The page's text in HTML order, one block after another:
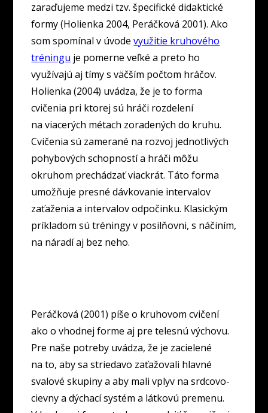
zaraďujeme medzi tzv. špecifické didaktické
formy (Holienka 2004, Peráčková 2001). Ako
som spomínal v úvodevyužitie kruhového
tréningu je pomerne veľké a preto ho
využívajú aj tímy s väčším počtom hráčov.
Holienka (2004) uvádza, že je to forma
cvičenia pri ktorej sú hráči rozdelení
na viacerých métach zoradených do kruhu.
Cvičenia sú zamerané na rozvoj jednotlivých
pohybových schopností a hráči môžu
okruhom prechádzať viackrát. Táto forma
umožňuje presné dávkovanie intervalov
zaťaženia a intervalov odpočinku. Klasickým
príkladom sú tréningy v posilňovni, s náčiním,
na náradí aj bez neho.
Peráčková (2001) píše o kruhovom cvičení
ako o vhodnej forme aj pre telesnú výchovu.
Pre naše potreby uvádza, že je zacielené
na to, aby sa striedavo zaťažovali hlavné
svalové skupiny a aby mali vplyv na srdcovo-
cievny a dýchací systém a látkovú premenu.